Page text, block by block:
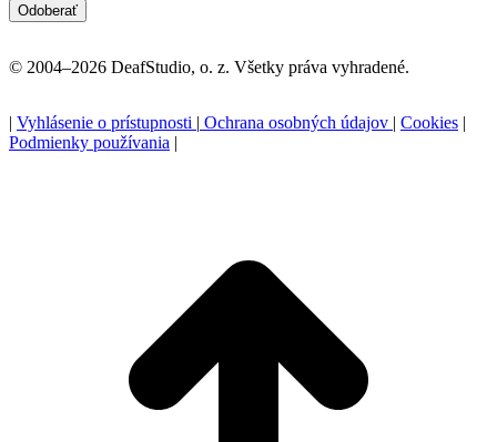
© 2004–2026 DeafStudio, o. z. Všetky práva vyhradené.
| Vyhlásenie o prístupnosti | Ochrana osobných údajov | Cookies |
Podmienky používania |